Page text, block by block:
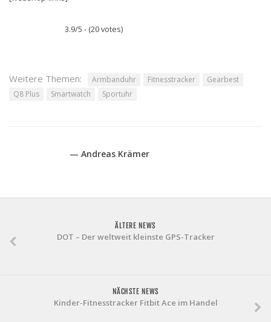
3.9/5 - (20 votes)
Weitere Themen: Armbanduhr Fitnesstracker
Gearbest
Q8 Plus
Smartwatch Sportuhr
— Andreas Krämer
ÄLTERE NEWS
DOT – Der weltweit kleinste GPS-Tracker
NÄCHSTE NEWS
Kinder-Fitnesstracker Fitbit Ace im Handel